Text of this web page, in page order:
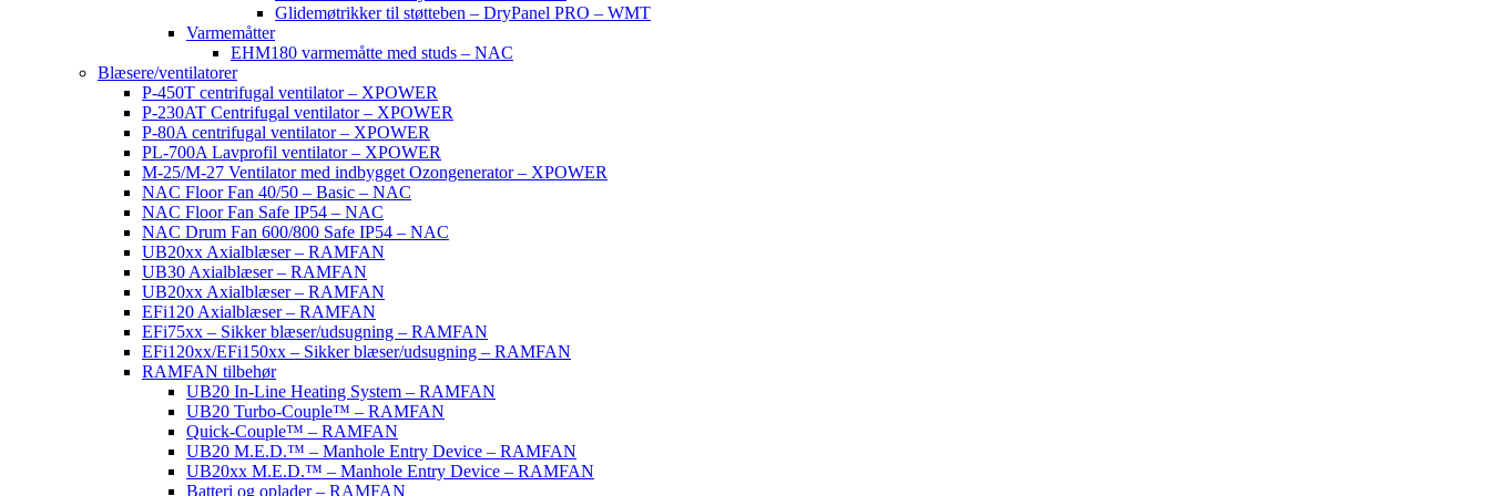
Glidemøtrikker til støtteben – DryPanel PRO – WMT
Varmemåtter
EHM180 varmemåtte med studs – NAC
Blæsere/ventilatorer
P-450T centrifugal ventilator – XPOWER
P-230AT Centrifugal ventilator – XPOWER
P-80A centrifugal ventilator – XPOWER
PL-700A Lavprofil ventilator – XPOWER
M-25/M-27 Ventilator med indbygget Ozongenerator – XPOWER
NAC Floor Fan 40/50 – Basic – NAC
NAC Floor Fan Safe IP54 – NAC
NAC Drum Fan 600/800 Safe IP54 – NAC
UB20xx Axialblæser – RAMFAN
UB30 Axialblæser – RAMFAN
UB20xx Axialblæser – RAMFAN
EFi120 Axialblæser – RAMFAN
EFi75xx – Sikker blæser/udsugning – RAMFAN
EFi120xx/EFi150xx – Sikker blæser/udsugning – RAMFAN
RAMFAN tilbehør
UB20 In-Line Heating System – RAMFAN
UB20 Turbo-Couple™ – RAMFAN
Quick-Couple™ – RAMFAN
UB20 M.E.D.™ – Manhole Entry Device – RAMFAN
UB20xx M.E.D.™ – Manhole Entry Device – RAMFAN
Batteri og oplader – RAMFAN